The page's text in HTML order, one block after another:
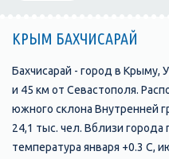
КРЫМ БАХЧИСАРАЙ
Бахчисарай - город в Крыму,
и 45 км от Севастополя.
южного склона Внутренней
24,1 тыс. чел. Вблизи города
температура января +0.3 С,